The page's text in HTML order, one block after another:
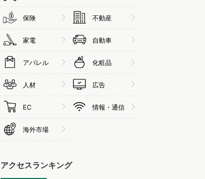
保険 不動産
家電 自動車
アパレル 化粧品
人材 広告
EC 情報・通信
海外市場
アクセスランキング